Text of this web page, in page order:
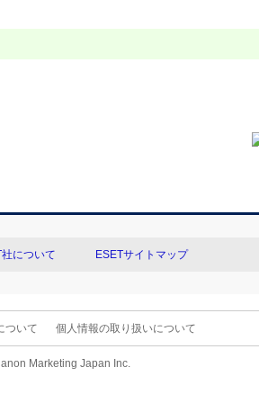
社について ESETサイトマップ
ついて 個人情報の取り扱いについて
Marketing Japan Inc.